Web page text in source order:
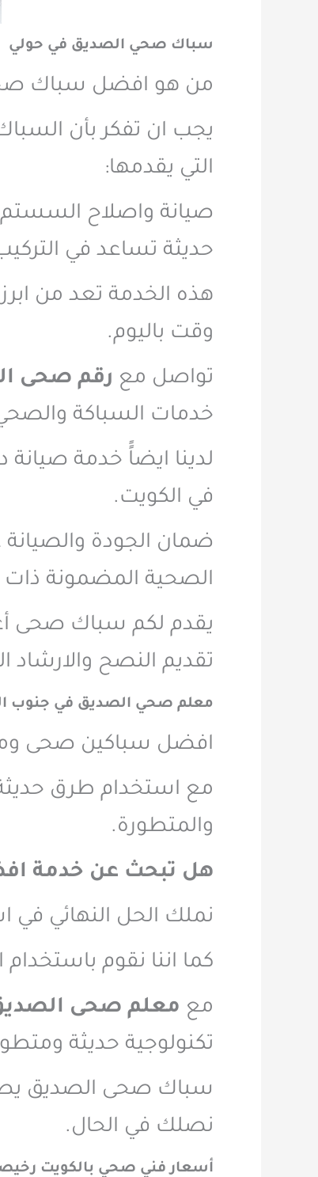
سباك صحي الصديق في حولي
من هو افضل سباك
يجب ان تفكر بأن
التي يقدمها:
صيانة واصلاح السستم
حديثة تساعد في
هذه الخدمة تعد من
وقت باليوم.
تواصل مع رقم صحى
خدمات السباكة
لدينا ايضاًً خدمة
في الكويت.
ضمان الجودة
الصحية المضمونة ذات
يقدم لكم سباك صحى
تقديم النصح والارشاد
معلم صحي الصديق في جنوب
افضل سباكين صحى
مع استخدام طرق حديثة
والمتطورة.
هل تبحث عن خدمة
نملك الحل النهائي
كما اننا نقوم باستخدام
مع معلم صحى
تكنولوجية حديثة
سباك صحى الصديق
نصلك في الحال.
أسعارفني صحي بالكويت